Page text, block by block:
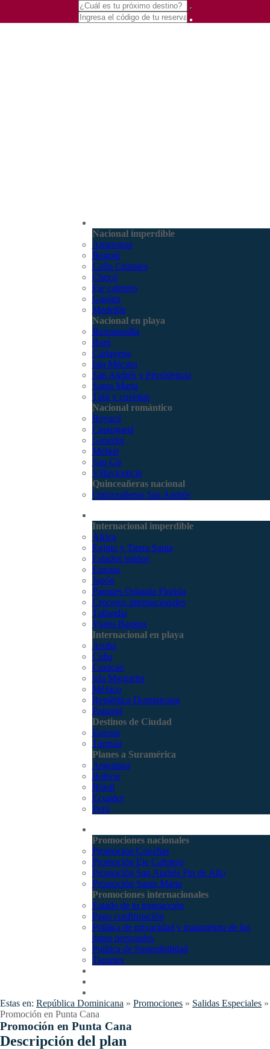
Nacional imperdible
Amazonas
Bogotá
Caño Cristales
Chocó
Eje cafetero
Guajira
Medellín
Nacional en playa
Barranquilla
Barú
Cartagena
Isla Múcura
San Andrés y Providencia
Santa Marta
Tolú y coveñas
Nacional romántico
Boyacá
Capurganá
Girardot
Melgar
San Gil
Villavicencio
Quinceañeras nacional
Quinceañeras San Andrés
Internacional imperdible
Africa
Egipto y Tierra Santa
Estados unidos
Europa
Japón
Parques Orlando Florida
Cruceros internacionales
Tailandia
Viajes Baratos
Internacional en playa
Aruba
Cuba
Curacao
Isla Margarita
México
República Dominicana
Panamá
Destinos de Ciudad
Europa
Turquía
Planes a Suramérica
Argentina
Bolivia
Brasil
Ecuador
Perú
Promociones nacionales
Promocion Coveñas
Promoción Eje Cafetero
Promoción San Andrés Fin de Año
Promoción Santa Marta
Promociones internacionales
Estado de tu transacción
Pago confirmación
Política de privacidad y tratamiento de los
datos personales
Política de Sostenibilidad
Tiquetes
Estas en: República Dominicana » Promociones » Salidas Especiales »
Promoción en Punta Cana
Promoción en Punta Cana
Descripción del plan